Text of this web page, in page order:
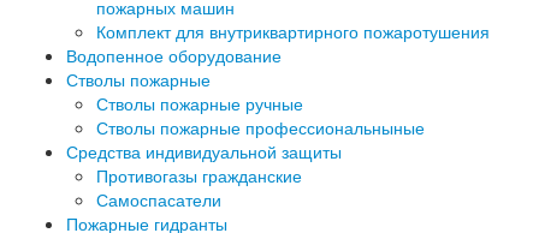
пожарных машин
Комплект для внутриквартирного пожаротушения
Водопенное оборудование
Стволы пожарные
Стволы пожарные ручные
Стволы пожарные профессиональныные
Средства индивидуальной защиты
Противогазы гражданские
Самоспасатели
Пожарные гидранты